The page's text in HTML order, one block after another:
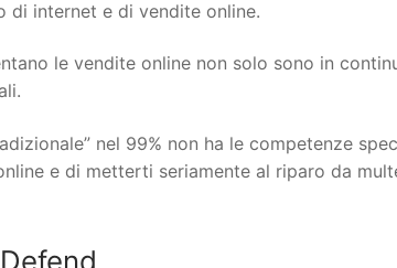
di internet e di vendite online.
le vendite online non solo sono in
nel 99% non ha le competenze
e di metterti seriamente al riparo da